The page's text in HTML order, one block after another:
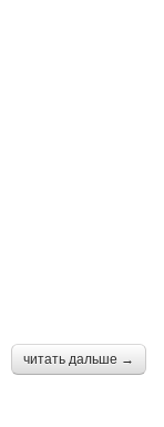
читать дальше →